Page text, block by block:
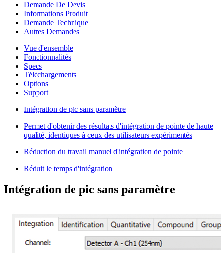
Demande De Devis
Informations Produit
Demande Technique
Autres Demandes
Vue d'ensemble
Fonctionnalités
Specs
Téléchargements
Options
Support
Intégration de pic sans paramètre
Permet d'obtenir des résultats d'intégration de pointe de haute
qualité, identiques à ceux des utilisateurs expérimentés
Réduction du travail manuel d'intégration de pointe
Réduit le temps d'intégration
Intégration de pic sans paramètre